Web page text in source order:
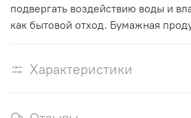
подвергать воздействию воды и
как бытовой отход. Бумажная
Характеристики